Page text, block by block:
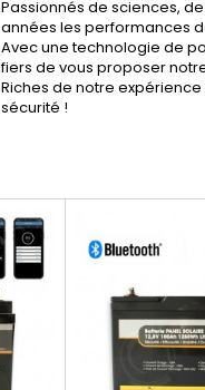
Passionnés de sciences,
années les performances
Avec une technologie de
fiers de vous proposer
Riches de notre
sécurité !